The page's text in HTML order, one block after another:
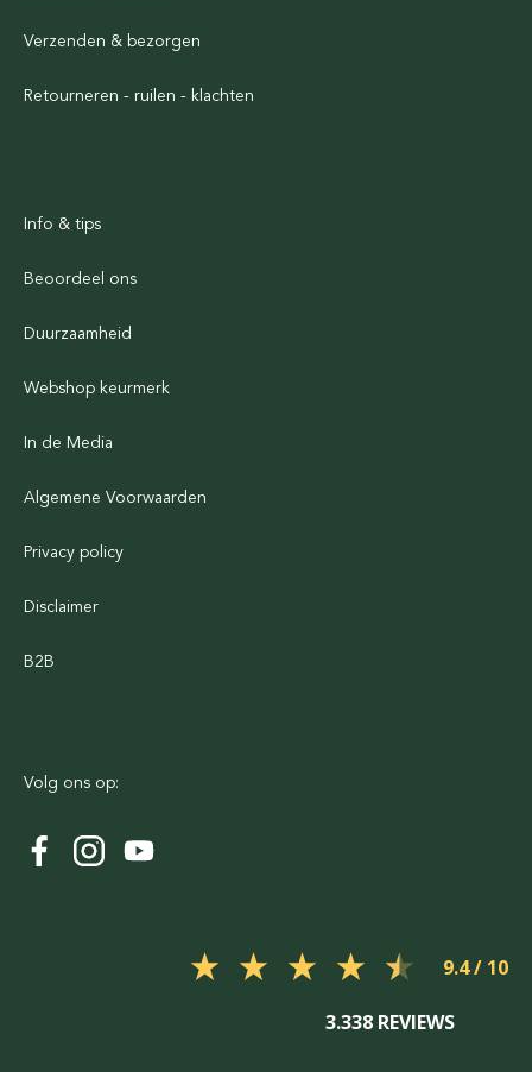
Verzenden & bezorgen
Retourneren - ruilen - klachten
Info & tips
Beoordeel ons
Duurzaamheid
Webshop keurmerk
In de Media
Algemene Voorwaarden
Privacy policy
Disclaimer
B2B
Volg ons op:
9.4
3.338 REVIEWS